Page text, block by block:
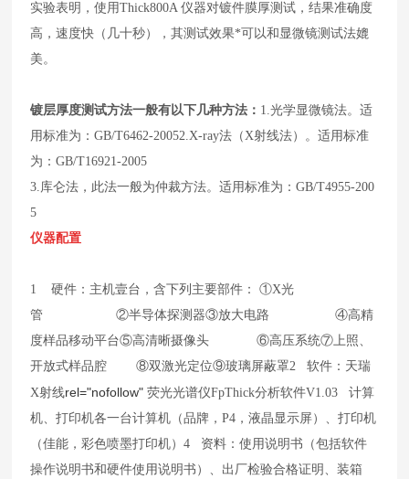
实验表明，使用Thick800A 仪器对镀件膜厚测试，结果准确度
高，速度快（几十秒），其测试效果*可以和显微镜测试法媲
美。
镀层厚度测试方法一般有以下几种方法： 1.光学显微镜法。适
用标准为：GB/T6462-20052.X-ray法（X射线法）。适用标准
为：GB/T16921-2005
3.库仑法，此法一般为仲裁方法。适用标准为：GB/T4955-200
5
仪器配置
1 硬件：主机壹台，含下列主要部件：①X光
管②半导体探测器③放大电路④高精
度样品移动平台⑤高清晰摄像头⑥高压系统⑦上照、
开放式样品腔⑧双激光定位⑨玻璃屏蔽罩2 软件：天瑞
X射线rel="nofollow"荧光光谱仪FpThick分析软件V1.03 计算
机、打印机各一台计算机（品牌，P4，液晶显示屏）、打印机
（佳能，彩色喷墨打印机）4 资料：使用说明书（包括软件
操作说明书和硬件使用说明书）、出厂检验合格证明、装箱